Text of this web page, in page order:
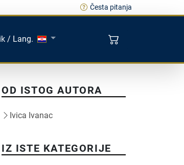
Česta pitanja
/ Lang.
OD ISTOG AUTORA
Ivica Ivanac
IZ ISTE KATEGORIJE